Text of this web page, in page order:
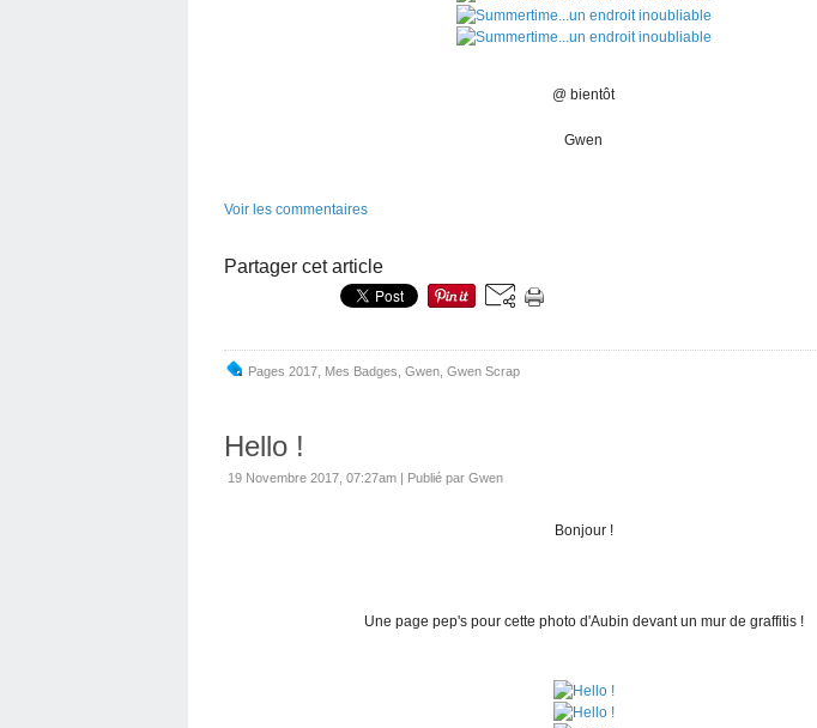
@ bientôt
Gwen
Voir les commentaires
Partager cet article
Pages 2017 Mes Badges Gwen Gwen Scrap
Hello !
19 Novembre 2017, 07:27am | Publié par Gwen
Bonjour !
Une page pep's pour cette photo d'Aubin devant un mur de graffitis !